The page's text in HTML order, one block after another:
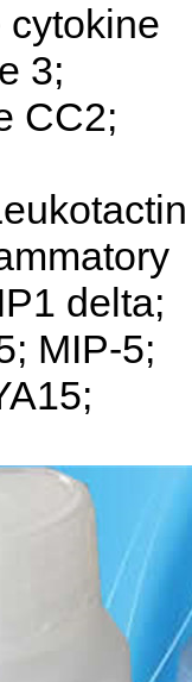
cytokine
3;
CC2;
delta;
MIP-5;